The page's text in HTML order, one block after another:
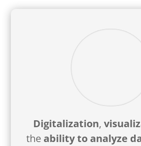
Digitalization,
the ability to analyze